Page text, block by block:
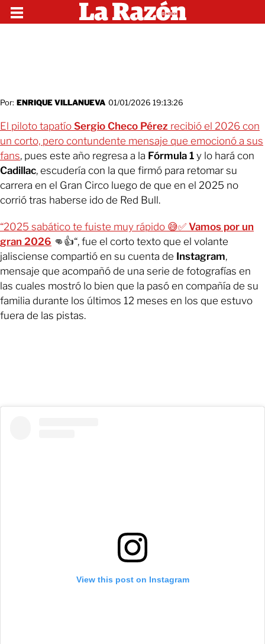
Por: ENRIQUE VILLANUEVA 01/01/2026 19:13:26
El piloto tapatío Sergio Checo Pérez recibió el 2026 con
un corto, pero contundente mensaje que emocionó a sus
fans, pues este año regresa a la Fórmula 1 y lo hará con
Cadillac, escudería con la que firmó para retomar su
carrera en el Gran Circo luego de que en el 2025 no
corrió tras haberse ido de Red Bull.
“2025 sabático te fuiste muy rápido 😅✅ Vamos por un
gran 2026 👊👍“, fue el corto texto que el volante
jalisciense compartió en su cuenta de Instagram,
mensaje que acompañó de una serie de fotografías en
las cuales mostró lo bien que la pasó en compañía de su
familia durante los últimos 12 meses en los que estuvo
fuera de las pistas.
View this post on Instagram